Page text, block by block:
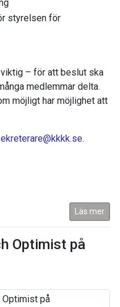
styrelsen för
viktig – för att beslut ska
medlemmar delta.
möjligt har möjlighet att
.
Läs mer
Optimist på